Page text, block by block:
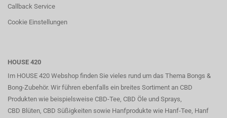
Callback Service
Cookie Einstellungen
HOUSE 420
Im HOUSE 420 Webshop finden Sie vieles rund um das Thema Bongs &
Bong-Zubehör. Wir führen ebenfalls ein breites Sortiment an CBD
Produkten wie beispielsweise CBD-Tee, CBD Öle und Sprays,
CBD Blüten, CBD Süßigkeiten sowie Hanfprodukte wie Hanf-Tee, Hanf